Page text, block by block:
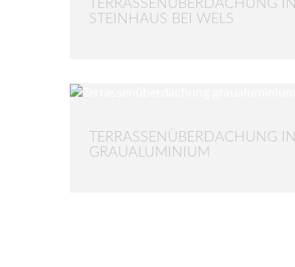
TERRASSENÜBERDACHUNG IN
STEINHAUS BEI WELS
TERRASSENÜBERDACHUNG IN
GRAUALUMINIUM